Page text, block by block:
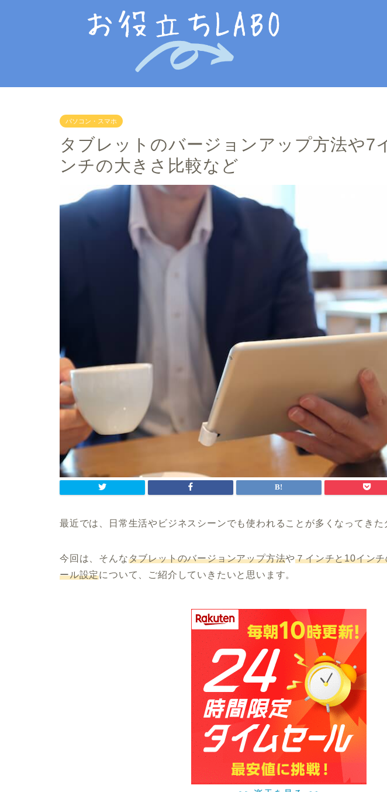
パソコン・スマホ
タブレットのバージョンアップ方法や7
ンチの大きさ比較など
最近では、日常生活やビジネスシーンでも使われることが多くなってきた
今回は、そんなタブレットのバージョンアップ方法や７インチと10イン
ール設定について、ご紹介していきたいと思います。